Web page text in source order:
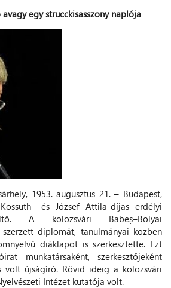
egy strucckisasszony naplója
1953. augusztus 21. – Budapest,
és József Attila-díjas erdélyi
A kolozsvári Babeș–Bolyai
szerzett diplomát, tanulmányai közben
diáklapot is szerkesztette. Ezt
munkatársaként, szerkesztőjeként
volt újságíró. Rövid ideig a kolozsvári
Intézet kutatója volt.